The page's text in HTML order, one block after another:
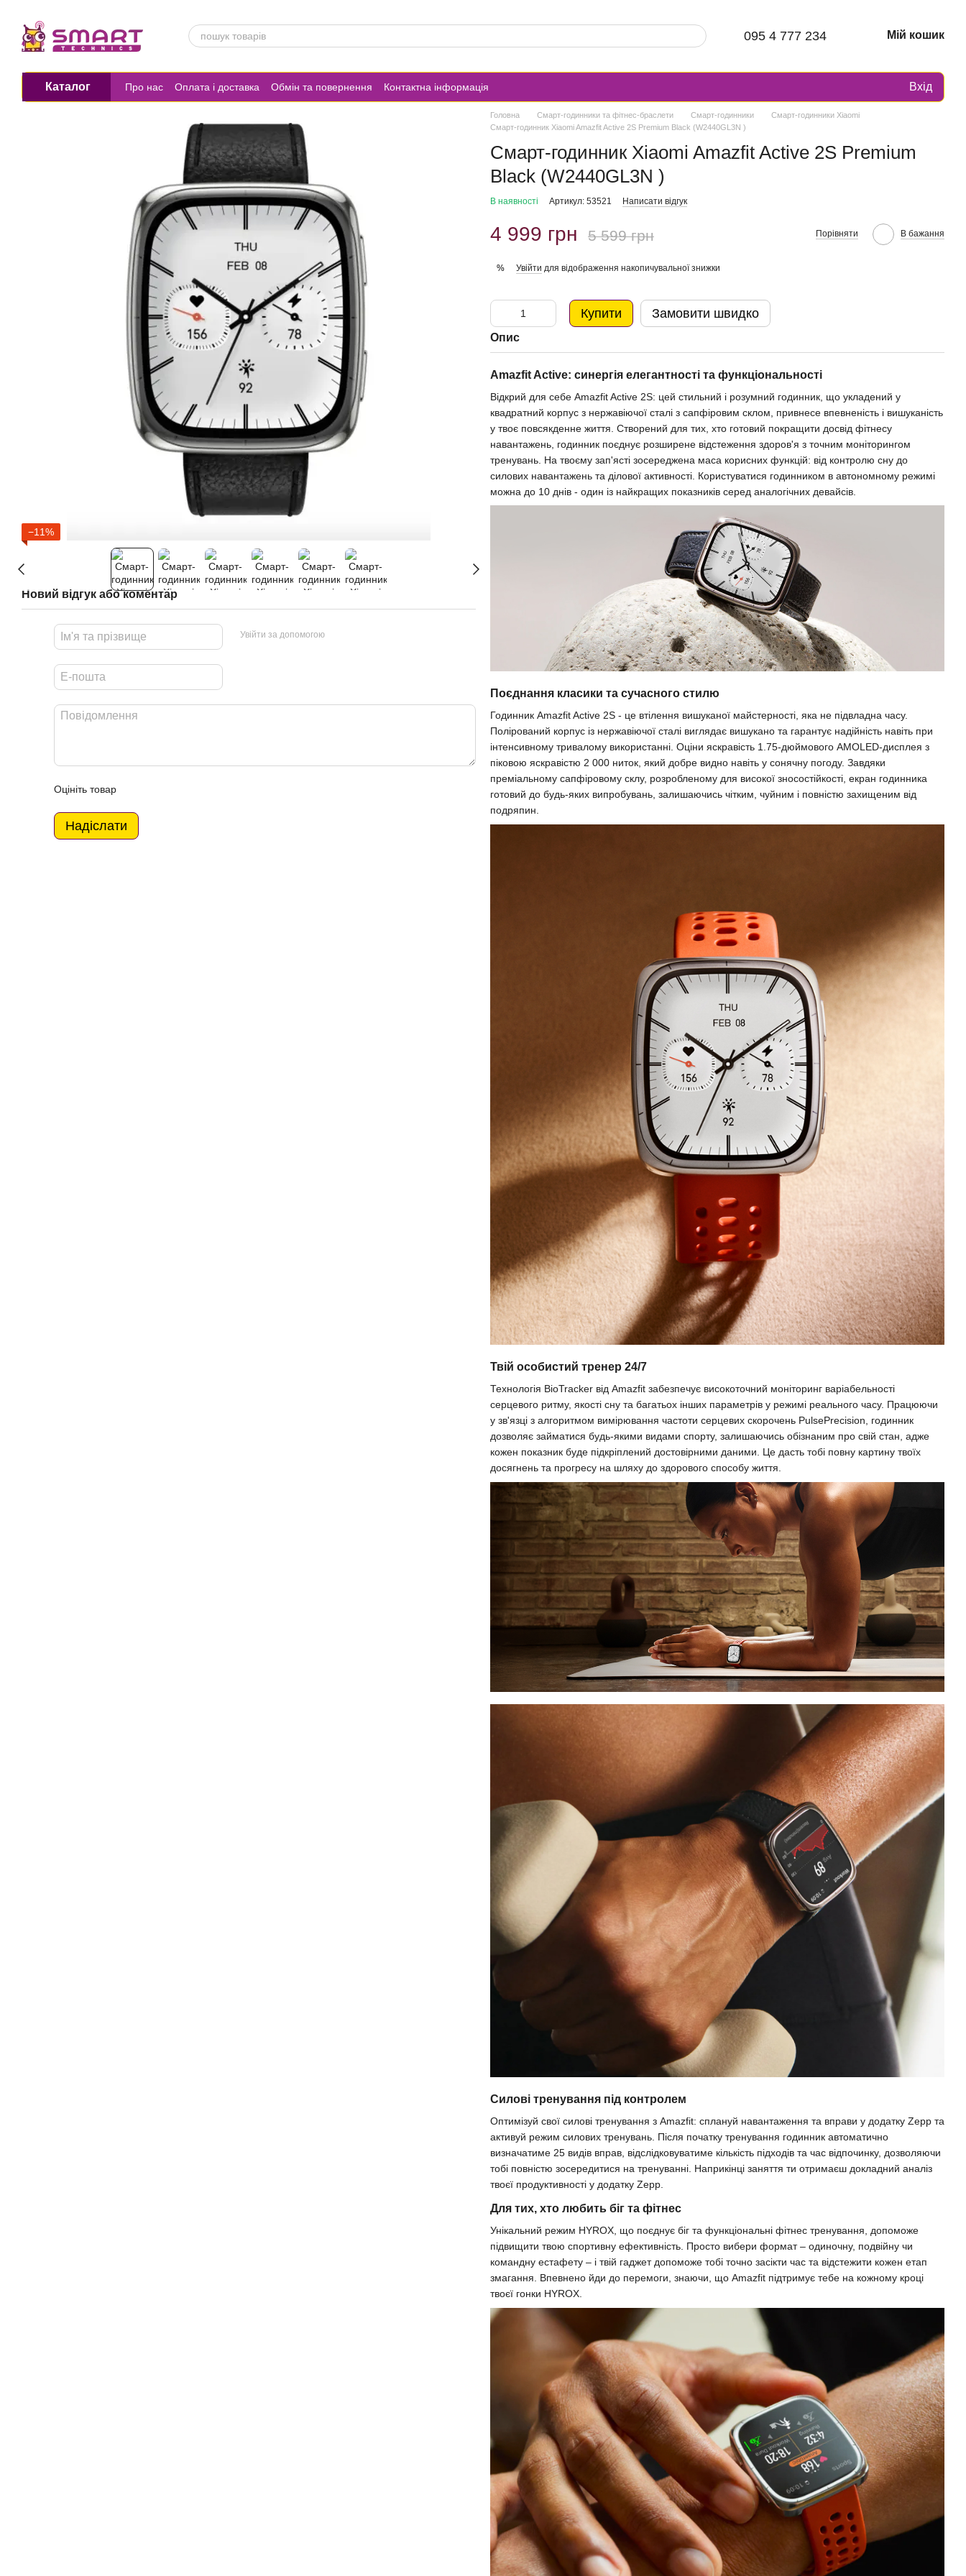
095 4 777 234 Мій кошик
Каталог Про нас Оплата і доставка Обмін та повернення Контактна інформація Вхід
−11%
Новий відгук або коментар
Увійти за допомогою
Оцініть товар
Надіслати
Головна Смарт-годинники та фітнес-браслети Смарт-годинники
Смарт-годинники Xiaomi
Смарт-годинник Xiaomi Amazfit Active 2S Premium Black (W2440GL3N )
Смарт-годинник Xiaomi Amazfit Active 2S Premium
Black (W2440GL3N )
В наявності Артикул: 53521 Написати відгук
4 999 грн 5 599 грн Порівняти В бажання
% Увійти для відображення накопичувальної знижки
Купити Замовити швидко
Опис
Amazfit Active: синергія елегантності та функціональності
Відкрий для себе Amazfit Active 2S: цей стильний і розумний годинник, що укладений у
квадратний корпус з нержавіючої сталі з сапфіровим склом, привнесе впевненість і вишуканість
у твоє повсякденне життя. Створений для тих, хто готовий покращити досвід фітнесу
навантажень, годинник поєднує розширене відстеження здоров'я з точним моніторингом
тренувань. На твоєму зап'ясті зосереджена маса корисних функцій: від контролю сну до
силових навантажень та ділової активності. Користуватися годинником в автономному режимі
можна до 10 днів - один із найкращих показників серед аналогічних девайсів.
Поєднання класики та сучасного стилю
Годинник Amazfit Active 2S - це втілення вишуканої майстерності, яка не підвладна часу.
Полірований корпус із нержавіючої сталі виглядає вишукано та гарантує надійність навіть при
інтенсивному тривалому використанні. Оціни яскравість 1.75-дюймового AMOLED-дисплея з
піковою яскравістю 2 000 ниток, який добре видно навіть у сонячну погоду. Завдяки
преміальному сапфіровому склу, розробленому для високої зносостійкості, екран годинника
готовий до будь-яких випробувань, залишаючись чітким, чуйним і повністю захищеним від
подряпин.
Твій особистий тренер 24/7
Технологія BioTracker від Amazfit забезпечує високоточний моніторинг варіабельності
серцевого ритму, якості сну та багатьох інших параметрів у режимі реального часу. Працюючи
у зв'язці з алгоритмом вимірювання частоти серцевих скорочень PulsePrecision, годинник
дозволяє займатися будь-якими видами спорту, залишаючись обізнаним про свій стан, адже
кожен показник буде підкріплений достовірними даними. Це дасть тобі повну картину твоїх
досягнень та прогресу на шляху до здорового способу життя.
Силові тренування під контролем
Оптимізуй свої силові тренування з Amazfit: сплануй навантаження та вправи у додатку Zepp та
активуй режим силових тренувань. Після початку тренування годинник автоматично
визначатиме 25 видів вправ, відслідковуватиме кількість підходів та час відпочинку, дозволяючи
тобі повністю зосередитися на тренуванні. Наприкінці заняття ти отримаєш докладний аналіз
твоєї продуктивності у додатку Zepp.
Для тих, хто любить біг та фітнес
Унікальний режим HYROX, що поєднує біг та функціональні фітнес тренування, допоможе
підвищити твою спортивну ефективність. Просто вибери формат – одиночну, подвійну чи
командну естафету – і твій гаджет допоможе тобі точно засікти час та відстежити кожен етап
змагання. Впевнено йди до перемоги, знаючи, що Amazfit підтримує тебе на кожному кроці
твоєї гонки HYROX.